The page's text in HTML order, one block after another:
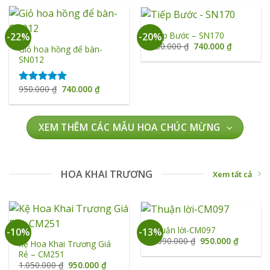
740.000
-22%
Giỏ hoa hồng để bàn-
SN012
Được xếp
950.000₫ Giá
gốc
là:
740.000₫Giá
tại
740.000 ₫.
-20%Tiếp Bước – SN170
930.000₫ Giá
gốc
là:
740.000₫Giá
tại
XEM THÊM CÁC MẪU HOA CHÚC MỪNG
HOA KHAI TRƯƠNG Xem tất cả
-10%
Kệ Hoa Khai Trương Giá
Rẻ – CM251
1.050.000₫ Giá
950.000₫Giá
-13%Thuận lời-CM097
1.090.000₫ Giá
là:
950.000₫Giá
tại